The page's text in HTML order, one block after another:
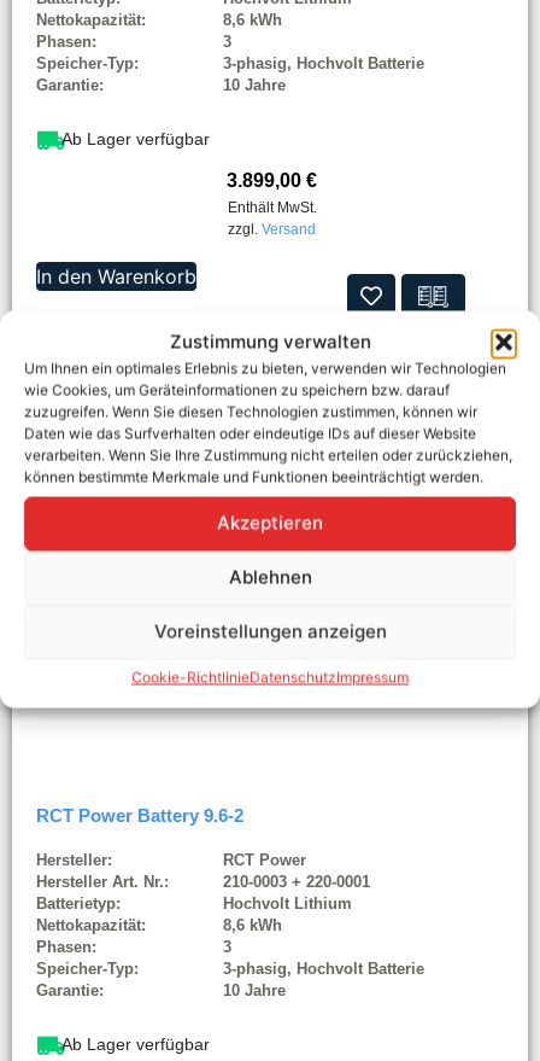
Zustimmung verwalten
Um Ihnen ein optimales Erlebnis zu bieten, verwenden wir Technologien
wie Cookies, um Geräteinformationen zu speichern bzw. darauf
zuzugreifen. Wenn Sie diesen Technologien zustimmen, können wir
Daten wie das Surfverhalten oder eindeutige IDs auf dieser Website
verarbeiten. Wenn Sie Ihre Zustimmung nicht erteilen oder zurückziehen,
können bestimmte Merkmale und Funktionen beeinträchtigt werden.
Akzeptieren
Ablehnen
Voreinstellungen anzeigen
Cookie-RichtlinieDatenschutzImpressum
Nettokapazität:
8,6 kWh
Phasen:
3
Speicher-Typ:
3-phasig, Hochvolt Batterie
Garantie:
10 Jahre
Ab Lager verfügbar
3.899,00 €
Enthält MwSt.
zzgl. Versand
In den Warenkorb
RCT Power Battery 9.6-2
Hersteller:
RCT Power
Hersteller Art. Nr.:
210-0003 + 220-0001
Batterietyp:
Hochvolt Lithium
Nettokapazität:
8,6 kWh
Phasen:
3
Speicher-Typ:
3-phasig, Hochvolt Batterie
Garantie:
10 Jahre
Ab Lager verfügbar